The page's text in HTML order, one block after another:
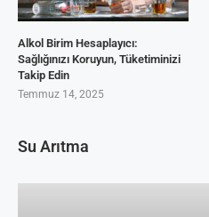
Alkol Birim Hesaplayıcı:
Sağlığınızı Koruyun, Tüketiminizi
Takip Edin
Temmuz 14, 2025
Su Arıtma